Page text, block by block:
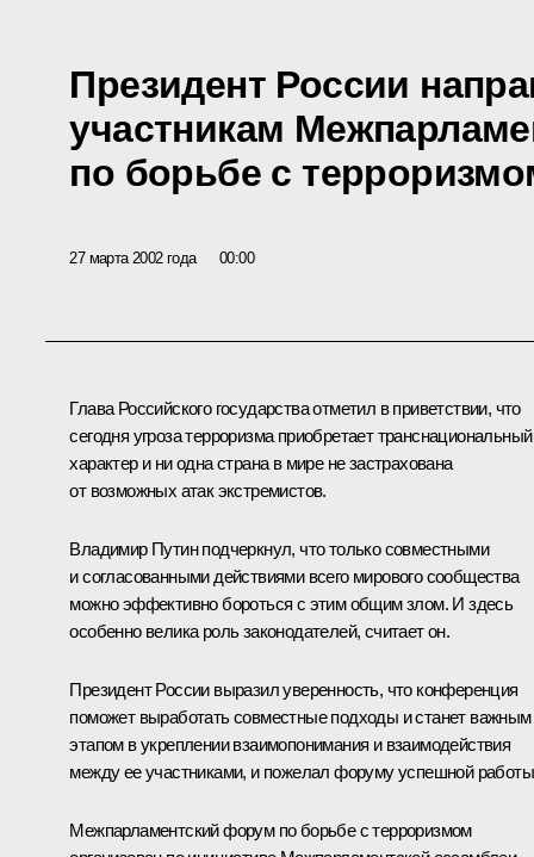
Президент России
участникам
по борьбе с
27 марта 2002 года 00:00
Глава Российского государства отметил в приветствии, что
сегодня угроза терроризма приобретает транснациональный
характер и ни одна страна в мире не застрахована
от возможных атак экстремистов.
Владимир Путин подчеркнул, что только совместными
и согласованными действиями всего мирового сообщества
можно эффективно бороться с этим общим злом. И здесь
особенно велика роль законодателей, считает он.
Президент России выразил уверенность, что конференция
поможет выработать совместные подходы и станет важным
этапом в укреплении взаимопонимания и взаимодействия
между ее участниками, и пожелал форуму успешной
Межпарламентский форум по борьбе с терроризмом